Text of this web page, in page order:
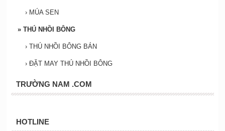
› MÚA SEN
» THÚ NHỒI BÔNG
› THÚ NHỒI BÔNG BÁN
› ĐẶT MAY THÚ NHỒI BÔNG
TRƯỜNG NAM .COM
HOTLINE